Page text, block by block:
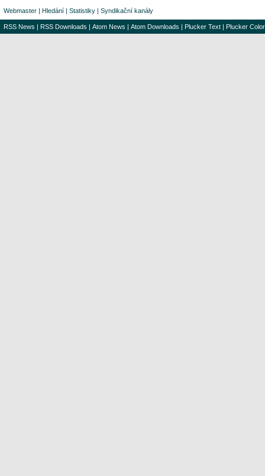
Webmaster | Hledání | Statistiky | Syndikační kanály
RSS News | RSS Downloads | Atom News | Atom Downloads | Plucker Text | Plucker Color